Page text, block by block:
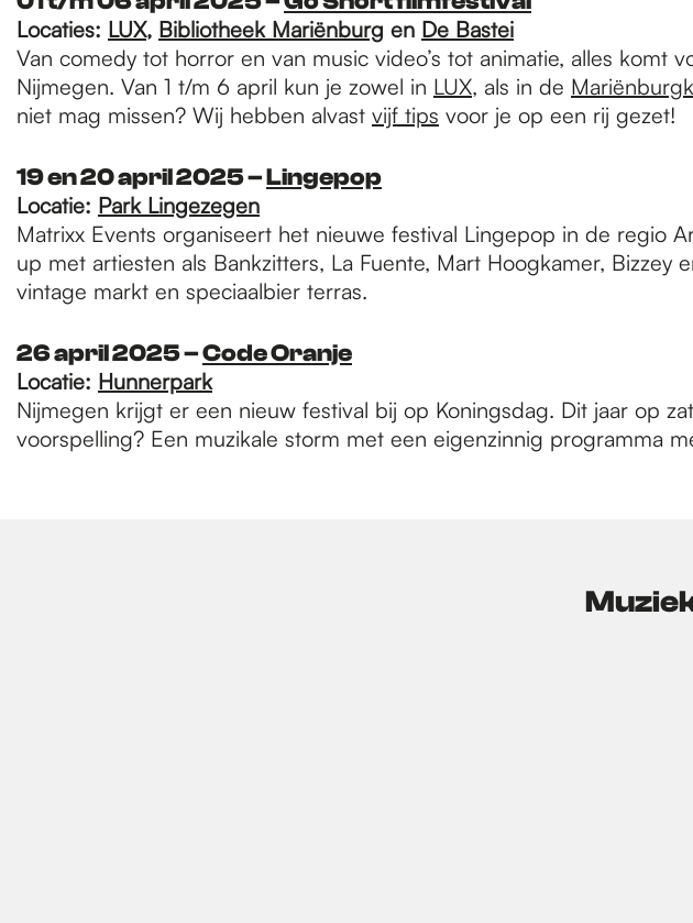
Locaties: LUX, Bibliotheek Mariënburg en De Bastei
Van comedy tot horror en van music video’s tot animatie, alles komt
Nijmegen. Van 1 t/m 6 april kun je zowel in LUX, als in de
niet mag missen? Wij hebben alvast vijf tips voor je op een rij gezet!
19 en 20 april 2025 –Lingepop
Locatie: Park Lingezegen
Matrixx Events organiseert het nieuwe festival Lingepop in de regio
up met artiesten als Bankzitters, La Fuente, Mart Hoogkamer,
vintage markt en speciaalbier terras.
26 april 2025 –Code Oranje
Locatie: Hunnerpark
Nijmegen krijgt er een nieuw festival bij op Koningsdag. Dit jaar op
voorspelling? Een muzikale storm met een eigenzinnig programma